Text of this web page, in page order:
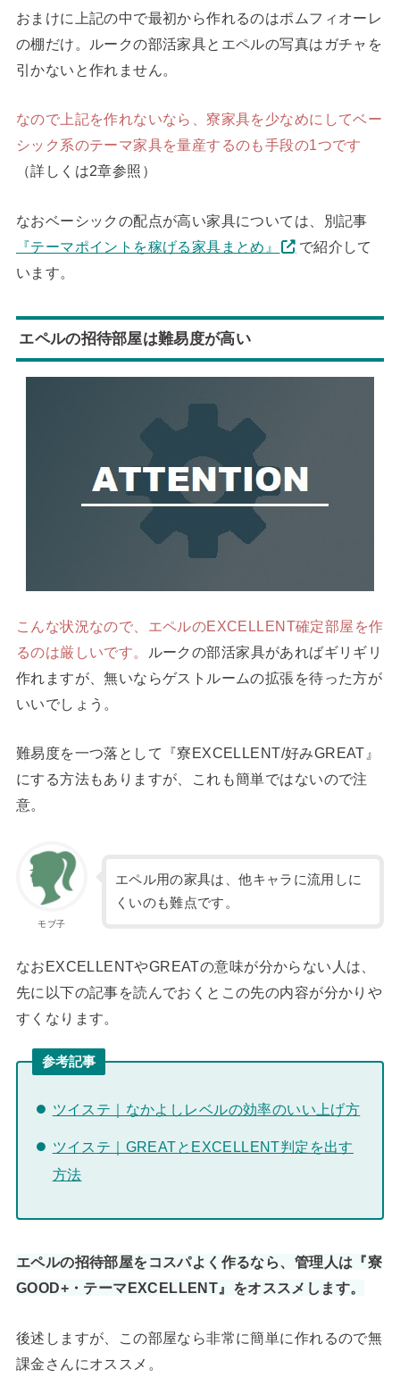
おまけに上記の中で最初から作れるのはポムフィオーレ
の棚だけ。ルークの部活家具とエペルの写真はガチャを
引かないと作れません。
なので上記を作れないなら、寮家具を少なめにしてベー
シック系のテーマ家具を量産するのも手段の1つです
（詳しくは2章参照）
なおベーシックの配点が高い家具については、別記事
『テーマポイントを稼げる家具まとめ』
で紹介して
います。
エペルの招待部屋は難易度が高い
こんな状況なので、エペルのEXCELLENT確定部屋を作
るのは厳しいです。
ルークの部活家具があればギリギリ
作れますが、無いならゲストルームの拡張を待った方が
いいでしょう。
難易度を一つ落として『寮EXCELLENT/好みGREAT』
にする方法もありますが、これも簡単ではないので注
意。
モブ子
エペル用の家具は、他キャラに流用しに
くいのも難点です。
なおEXCELLENTやGREATの意味が分からない人は、
先に以下の記事を読んでおくとこの先の内容が分かりや
すくなります。
参考記事
ツイステ｜なかよしレベルの効率のいい上げ方
ツイステ｜GREATとEXCELLENT判定を出す
方法
エペルの招待部屋をコスパよく作るなら、管理人は『寮
GOOD+・テーマEXCELLENT』をオススメします。
後述しますが、この部屋なら非常に簡単に作れるので無
課金さんにオススメ。